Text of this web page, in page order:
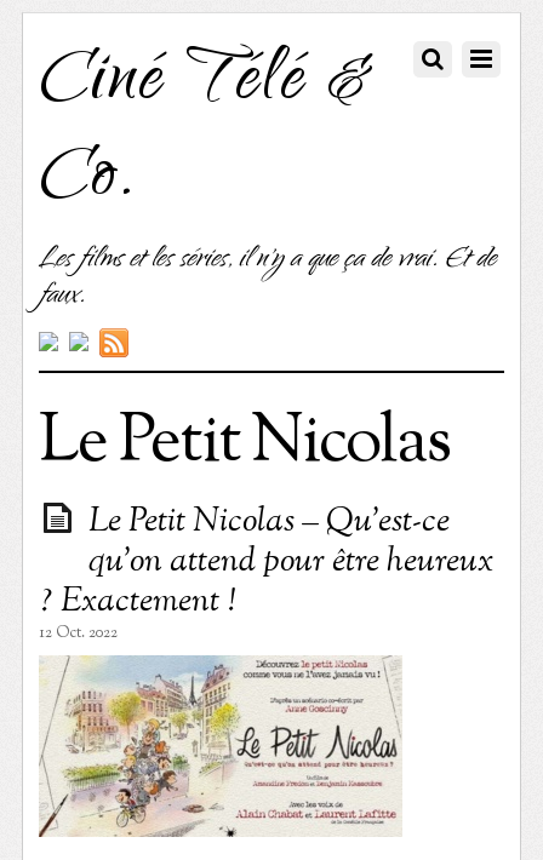
Ciné Télé &
Co.
Les films et les séries, il n'y a que ça de vrai. Et de
faux.
Le Petit Nicolas
Le Petit Nicolas – Qu’est-ce
qu’on attend pour être heureux
? Exactement !
12 Oct. 2022